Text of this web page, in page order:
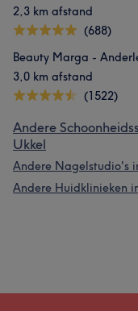
2,3 km afstand
(688)
Beauty Marga -
3,0 km afstand
(1522)
Andere
Ukkel
Andere Nagelstudio's
Andere Huidklinieken